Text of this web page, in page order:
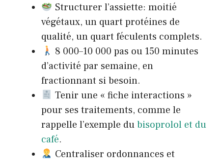
Structurer l’assiette: moitié
végétaux, un quart protéines de
qualité, un quart féculents complets.
8 000–10 000 pas ou 150 minutes
d’activité par semaine, en
fractionnant si besoin.
Tenir une « fiche interactions »
pour ses traitements, comme le
rappelle l’exemple dubisoprolol et du
café.
Centraliser ordonnances et